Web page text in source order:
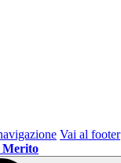
Vai al footer
Merito